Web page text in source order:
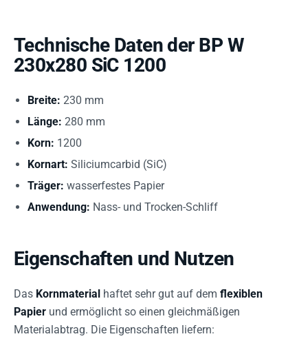
Technische Daten der BP W
230x280 SiC 1200
Breite: 230 mm
Länge: 280 mm
Korn: 1200
Kornart: Siliciumcarbid (SiC)
Träger: wasserfestes Papier
Anwendung: Nass- und Trocken-Schliff
Eigenschaften und Nutzen
Das Kornmaterial haftet sehr gut auf dem flexiblen
Papier und ermöglicht so einen gleichmäßigen
Materialabtrag. Die Eigenschaften liefern: